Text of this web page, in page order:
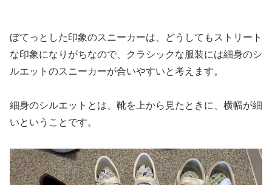
ぼてっとした印象のスニーカーは、どうしてもストリート
な印象になりがちなので、クラシックな服装には細身のシ
ルエットのスニーカーが合いやすいと考えます。
細身のシルエットとは、靴を上から見たときに、横幅が細
いということです。